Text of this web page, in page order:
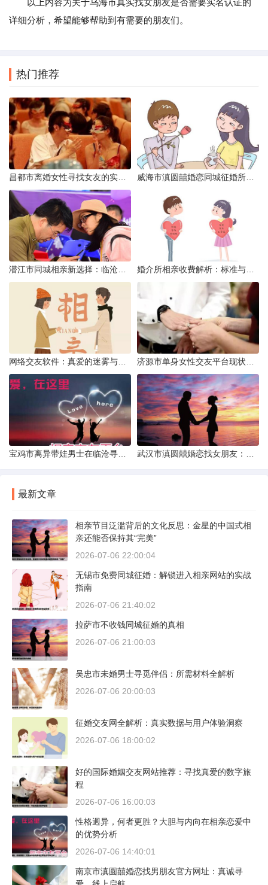
以上内容为关于乌海市真实找女朋友是否需要实名认证的
详细分析，希望能够帮助到有需要的朋友们。
热门推荐
最新文章
相亲节目泛滥背后的文化反思：金星的中国式相
亲还能否保持其“完美”
2026-07-06 22:00:04
无锡市免费同城征婚：解锁进入相亲网站的实战
指南
2026-07-06 21:40:02
拉萨市不收钱同城征婚的真相
2026-07-06 21:00:03
吴忠市未婚男士寻觅伴侣：所需材料全解析
2026-07-06 20:00:03
征婚交友网全解析：真实数据与用户体验洞察
2026-07-06 18:00:02
好的国际婚姻交友网站推荐：寻找真爱的数字旅
程
2026-07-06 16:00:03
性格迥异，何者更胜？大胆与内向在相亲恋爱中
的优势分析
2026-07-06 14:40:01
南京市滇圆囍婚恋找男朋友官方网址：真诚寻